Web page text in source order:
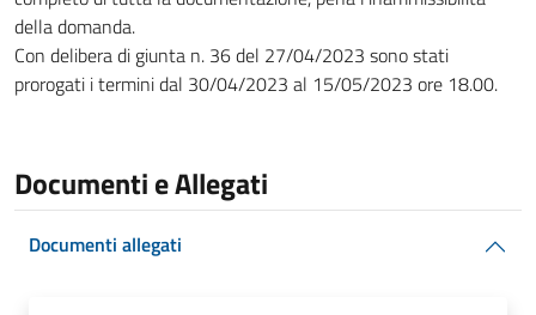
della domanda.
Con delibera di giunta n. 36 del 27/04/2023 sono stati
prorogati i termini dal 30/04/2023 al 15/05/2023 ore 18.00.
Documenti e Allegati
Documenti allegati